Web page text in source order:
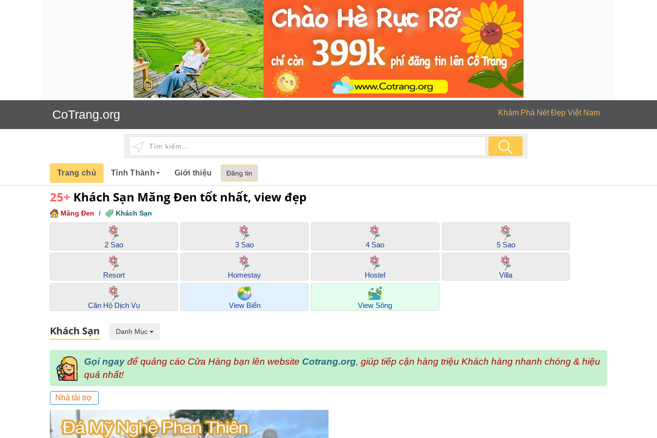
CoTrang.org Khám Phá Nét Đẹp Việt Nam
Trang chủ Tỉnh Thành Giới thiệu Đăng tin
25+ Khách Sạn Măng Đen tốt nhất, view đẹp
Măng Đen / Khách Sạn
2 Sao 3 Sao 4 Sao 5 Sao
Resort Homestay Hostel Villa
Căn Hộ Dịch Vụ View Biển View Sông
Khách Sạn Danh Mục
Gọi ngay để quảng cáo Cửa Hàng bạn lên website Cotrang.org, giúp tiếp cận hàng triệu Khách hàng nhanh chóng & hiệu
quả nhất!
Nhà tài trợ